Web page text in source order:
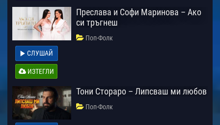
Преслава и Софи Маринова – Ако
си тръгнеш
Поп-Фолк
СЛУШАЙ
ИЗТЕГЛИ
Тони Стораро – Липсваш ми любов
Поп-Фолк